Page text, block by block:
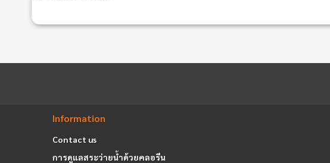
Information
Contact us
การดูแลสระว่ายน้ำด้วยคลอรีน